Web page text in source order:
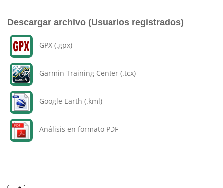
Descargar archivo (Usuarios registrados)
GPX (.gpx)
Garmin Training Center (.tcx)
Google Earth (.kml)
Análisis en formato PDF